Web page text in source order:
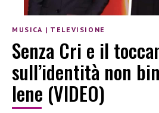
MUSICA | TELEVISIONE
Senza Cri e il
sull’identità non
Iene (VIDEO)